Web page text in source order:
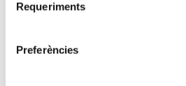
Requeriments
Preferències